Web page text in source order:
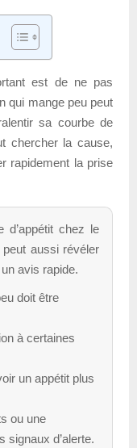
est de ne pas
qui mange peu peut
sa courbe de
chercher la cause,
rapidement la prise
d’appétit chez le
aussi révéler
avis rapide.
doit être
à certaines
un appétit plus
ou une
signaux d’alerte.